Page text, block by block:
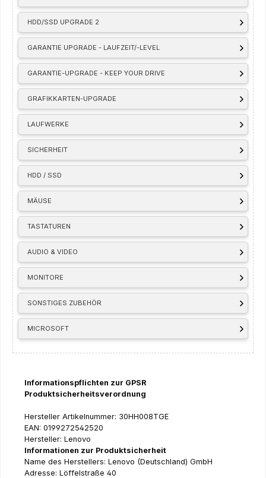
HDD/SSD UPGRADE 2
GARANTIE UPGRADE - LAUFZEIT/-LEVEL
GARANTIE-UPGRADE - KEEP YOUR DRIVE
GRAFIKKARTEN-UPGRADE
LAUFWERKE
SICHERHEIT
HDD / SSD
MÄUSE
TASTATUREN
AUDIO & VIDEO
MONITORE
SONSTIGES ZUBEHÖR
MICROSOFT
Informationspflichten zur GPSR
Produktsicherheitsverordnung
Hersteller Artikelnummer: 30HH008TGE
EAN: 0199272542520
Hersteller: Lenovo
Informationen zur Produktsicherheit
Name des Herstellers: Lenovo (Deutschland) GmbH
Adresse: Löffelstraße 40